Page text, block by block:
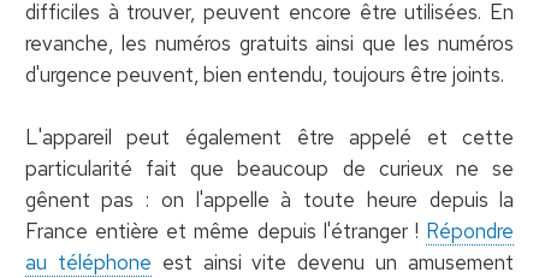
difficiles à trouver, peuvent encore être utilisées. En
revanche, les numéros gratuits ainsi que les numéros
d'urgence peuvent, bien entendu, toujours être joints.
L'appareil peut également être appelé et cette
particularité fait que beaucoup de curieux ne se
gênent pas : on l'appelle à toute heure depuis la
France entière et même depuis l'étranger ! Répondre
au téléphone est ainsi vite devenu un amusement